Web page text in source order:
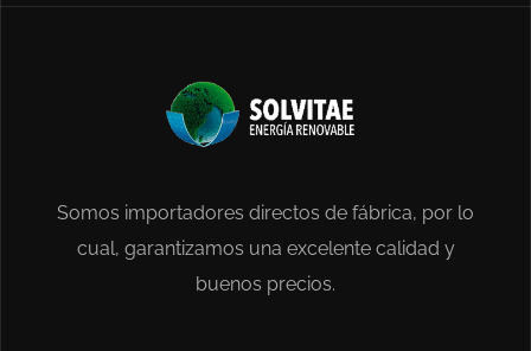
Somos importadores directos de fábrica, por lo
cual, garantizamos una excelente calidad y
buenos precios.